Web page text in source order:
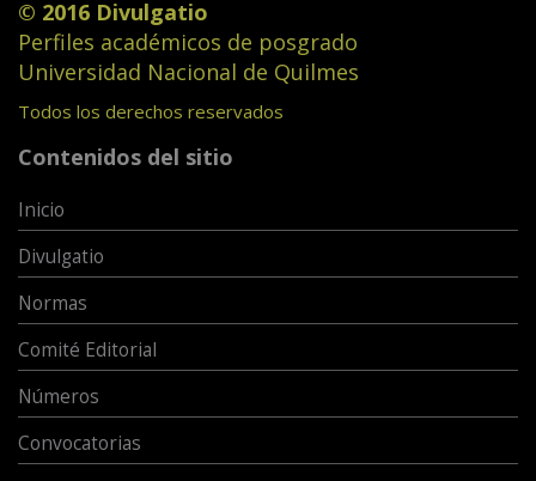
© 2016 Divulgatio
Perfiles académicos de posgrado
Universidad Nacional de Quilmes
Todos los derechos reservados
Contenidos del sitio
Inicio
Divulgatio
Normas
Comité Editorial
Números
Convocatorias